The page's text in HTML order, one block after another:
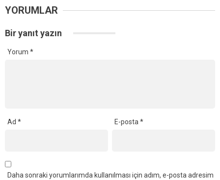
YORUMLAR
Bir yanıt yazın
Yorum *
Ad * E-posta*
Daha sonraki yorumlarımda kullanılması için adım, e-posta adresim